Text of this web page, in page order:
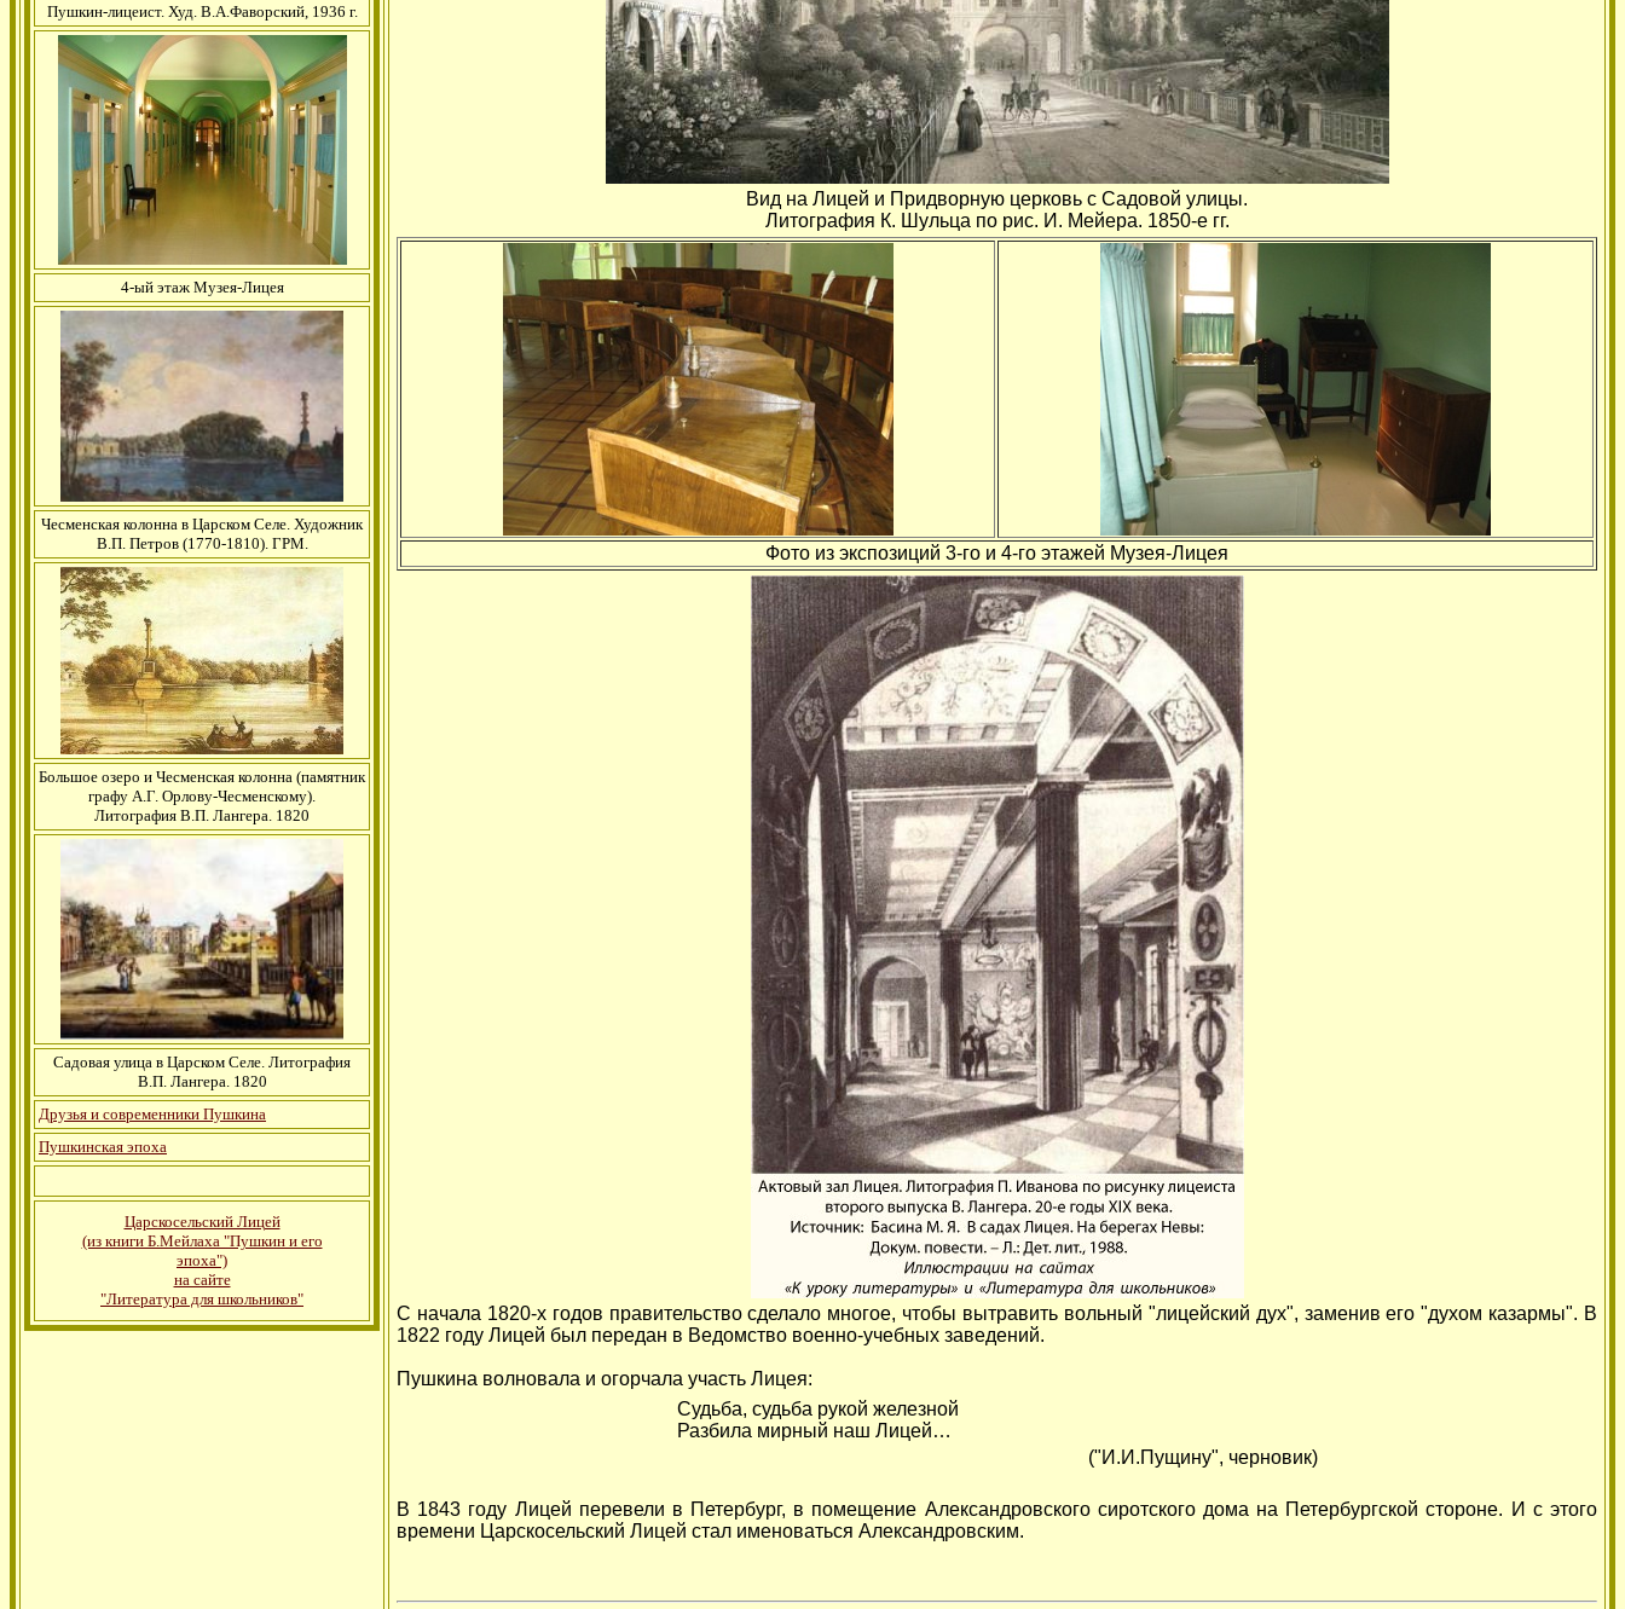
Пушкин-лицеист. Худ. В.А.Фаворский, 1936 г.
4-ый этаж Музея-Лицея
Чесменская колонна в Царском Селе. Художник
В.П. Петров (1770-1810). ГРМ.
Большое озеро и Чесменская колонна (памятник
графу А.Г. Орлову-Чесменскому).
Литография В.П. Лангера. 1820
Садовая улица в Царском Селе. Литография
В.П. Лангера. 1820
Друзья и современники Пушкина
Пушкинская эпоха
Царскосельский Лицей
(из книги Б.Мейлаха "Пушкин и его
эпоха")
на сайте
"Литература для школьников"
Вид на Лицей и Придворную церковь с Садовой улицы.
Литография К. Шульца по рис. И. Мейера. 1850-е гг.
Фото из экспозиций 3-го и 4-го этажей Музея-Лицея
С начала 1820-х годов правительство сделало многое, чтобы вытравить вольный "лицейский дух", заменив его "духом казармы". В
1822 году Лицей был передан в Ведомство военно-учебных заведений.
Пушкина волновала и огорчала участь Лицея:
Судьба, судьба рукой железной
Разбила мирный наш Лицей…
("И.И.Пущину", черновик)
В 1843 году Лицей перевели в Петербург, в помещение Александровского сиротского дома на Петербургской стороне. И с этого
времени Царскосельский Лицей стал именоваться Александровским.